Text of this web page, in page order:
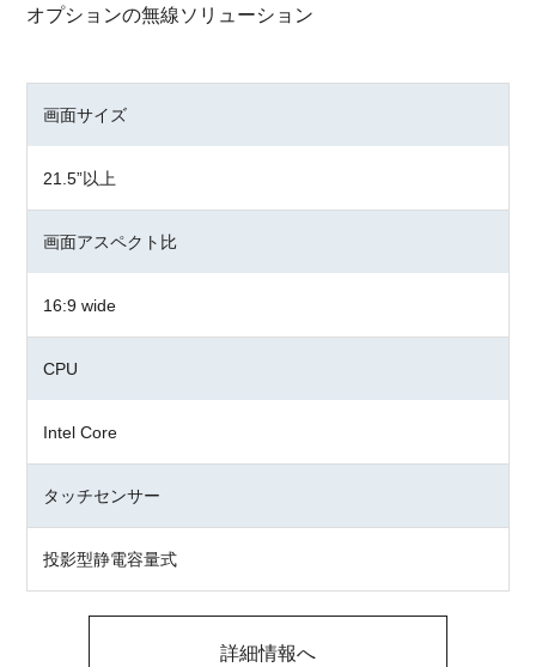
オプションの無線ソリューション
画面サイズ
21.5”以上
画面アスペクト比
16:9 wide
CPU
Intel Core
タッチセンサー
投影型静電容量式
詳細情報へ